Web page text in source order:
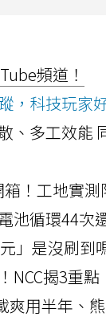
頻道！
，科技玩家
、多工效能
箱！工地實
池循環44次
」是沒刷到
NCC揭3重
爽用半年、